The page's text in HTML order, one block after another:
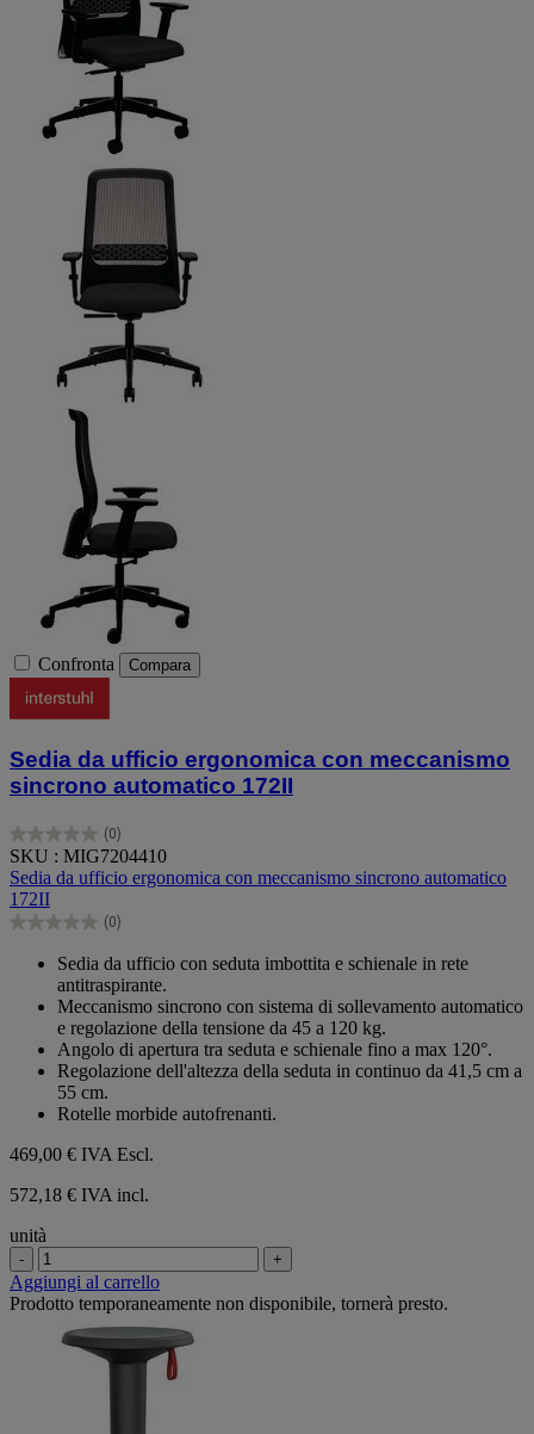
Confronta Compara
Sedia da ufficio ergonomica con meccanismo
sincrono automatico 172II
(0)
0.0
su
5
stelle.
SKU : MIG7204410
Sedia da ufficio ergonomica con meccanismo sincrono automatico
172II
(0)
0.0
Sedia da ufficio con seduta imbottita e schienale in rete
antitraspirante.
Meccanismo sincrono con sistema di sollevamento automatico
e regolazione della tensione da 45 a 120 kg.
Angolo di apertura tra seduta e schienale fino a max 120°.
Regolazione dell'altezza della seduta in continuo da 41,5 cm a
55 cm.
Rotelle morbide autofrenanti.
469,00 € IVA Escl.
572,18 € IVA incl.
unità
- +
Aggiungi al carrello
Prodotto temporaneamente non disponibile, tornerà presto.